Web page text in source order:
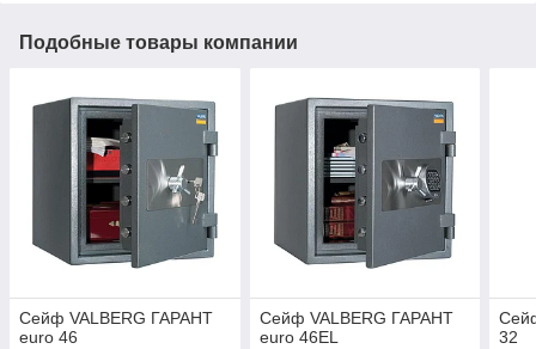
Подобные товары компании
Сейф VALBERG ГАРАНТ
euro 46
Сейф VALBERG ГАРАНТ
euro 46EL
32